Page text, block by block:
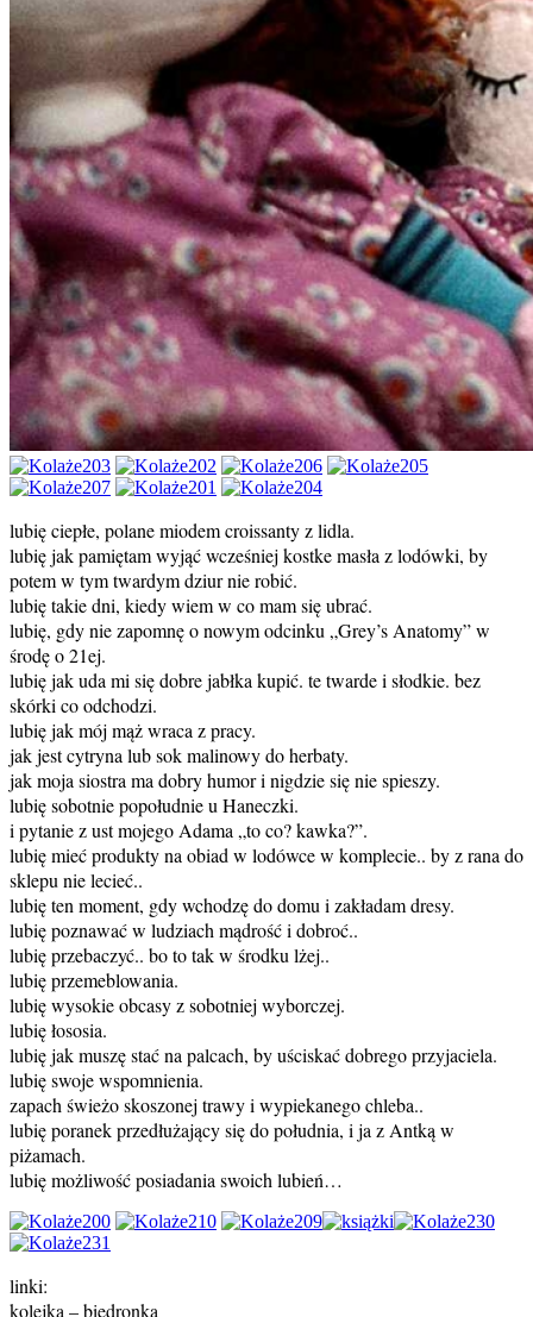
lubię ciepłe, polane miodem croissanty z lidla.
lubię jak pamiętam wyjąć wcześniej kostke masła z lodówki, by
potem w tym twardym dziur nie robić.
lubię takie dni, kiedy wiem w co mam się ubrać.
lubię, gdy nie zapomnę o nowym odcinku „Grey’s Anatomy” w
środę o 21ej.
lubię jak uda mi się dobre jabłka kupić. te twarde i słodkie. bez
skórki co odchodzi.
lubię jak mój mąż wraca z pracy.
jak jest cytryna lub sok malinowy do herbaty.
jak moja siostra ma dobry humor i nigdzie się nie spieszy.
lubię sobotnie popołudnie u Haneczki.
i pytanie z ust mojego Adama „to co? kawka?”.
lubię mieć produkty na obiad w lodówce w komplecie.. by z rana do
sklepu nie lecieć..
lubię ten moment, gdy wchodzę do domu i zakładam dresy.
lubię poznawać w ludziach mądrość i dobroć..
lubię przebaczyć.. bo to tak w środku lżej..
lubię przemeblowania.
lubię wysokie obcasy z sobotniej wyborczej.
lubię łososia.
lubię jak muszę stać na palcach, by uściskać dobrego przyjaciela.
lubię swoje wspomnienia.
zapach świeżo skoszonej trawy i wypiekanego chleba..
lubię poranek przedłużający się do południa, i ja z Antką w
piżamach.
lubię możliwość posiadania swoich lubień…
linki:
kolejka – biedronka